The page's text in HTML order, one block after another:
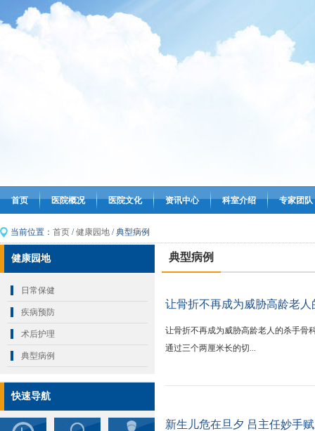
首页 医院概况 医院文化 资讯中心 科室介绍 专家团队
当前位置： 首页 /健康园地 / 典型病例
健康园地
日常保健
疾病预防
术后护理
典型病例
快速导航
典型病例
让骨折不再成为威胁高龄老人
让骨折不再成为威胁高龄老人的杀手骨
通过三个两厘米长的切...
新生儿危在旦夕 吕主任妙手